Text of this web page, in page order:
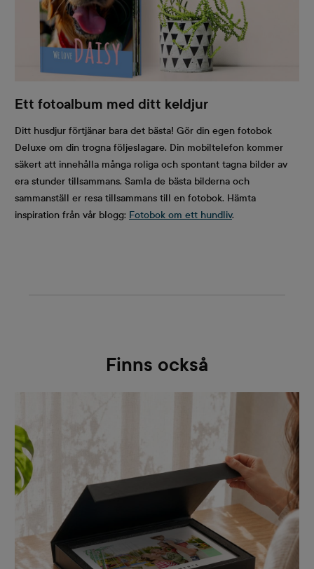
Ett fotoalbum med ditt keldjur
Ditt husdjur förtjänar bara det bästa! Gör din egen fotobok
Deluxe om din trogna följeslagare. Din mobiltelefon kommer
säkert att innehålla många roliga och spontant tagna bilder av
era stunder tillsammans. Samla de bästa bilderna och
sammanställ er resa tillsammans till en fotobok. Hämta
inspiration från vår blogg: Fotobok om ett hundliv.
Finns också